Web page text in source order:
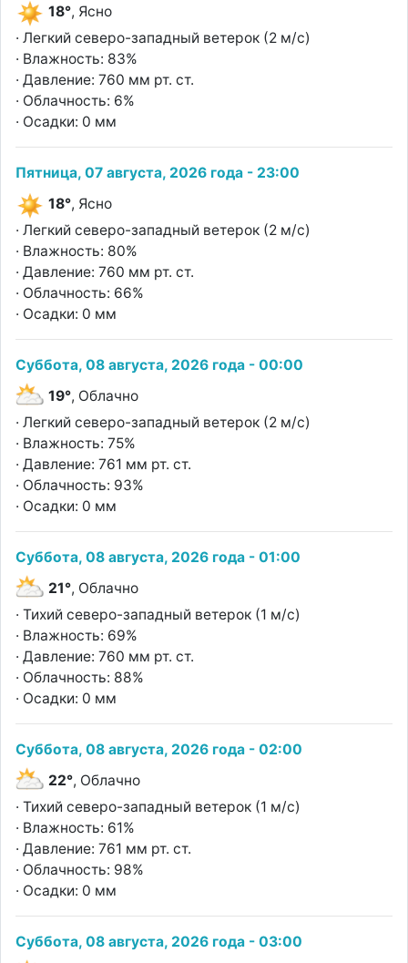
18°, Ясно
· Легкий северо-западный ветерок (2 м/с)
· Влажность: 83%
· Давление: 760 мм рт. ст.
· Облачность: 6%
· Осадки: 0 мм
Пятница, 07 августа, 2026 года - 23:00
18°, Ясно
· Легкий северо-западный ветерок (2 м/с)
· Влажность: 80%
· Давление: 760 мм рт. ст.
· Облачность: 66%
· Осадки: 0 мм
Суббота, 08 августа, 2026 года - 00:00
19°, Облачно
· Легкий северо-западный ветерок (2 м/с)
· Влажность: 75%
· Давление: 761 мм рт. ст.
· Облачность: 93%
· Осадки: 0 мм
Суббота, 08 августа, 2026 года - 01:00
21°, Облачно
· Тихий северо-западный ветерок (1 м/с)
· Влажность: 69%
· Давление: 760 мм рт. ст.
· Облачность: 88%
· Осадки: 0 мм
Суббота, 08 августа, 2026 года - 02:00
22°, Облачно
· Тихий северо-западный ветерок (1 м/с)
· Влажность: 61%
· Давление: 761 мм рт. ст.
· Облачность: 98%
· Осадки: 0 мм
Суббота, 08 августа, 2026 года - 03:00